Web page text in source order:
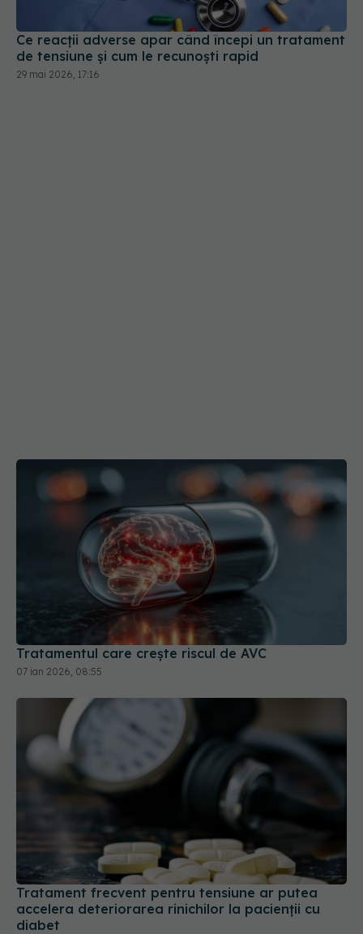
Ce reacții adverse apar când începi un tratament
de tensiune și cum le recunoști rapid
29 mai 2026, 17:16
Tratamentul care crește riscul de AVC
07 ian 2026, 08:55
Tratament frecvent pentru tensiune ar putea
accelera deteriorarea rinichilor la pacienții cu
diabet